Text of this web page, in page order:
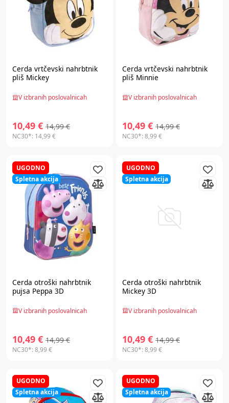
Cerda vrtčevski nahrbtnik
pliš Mickey
V izbranih poslovalnicah
10,49 € 14,99 €
NC30*: 14,99 €
Cerda vrtčevski nahrbtnik
pliš Minnie
V izbranih poslovalnicah
10,49 € 14,99 €
NC30*:8,99 €
UGODNO
Spletna akcija
Cerda otroški nahrbtnik
pujsa Peppa 3D
V izbranih poslovalnicah
10,49 € 14,99 €
NC30*:8,99 €
UGODNO
Spletna akcija
Cerda otroški nahrbtnik
Mickey 3D
V izbranih poslovalnicah
10,49 € 14,99 €
NC30*:8,99 €
UGODNO
Spletna akcija
UGODNO
Spletna akcija